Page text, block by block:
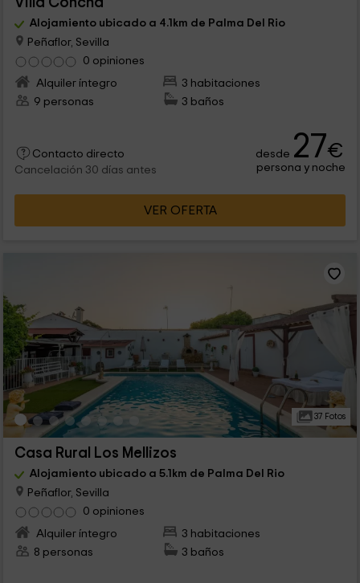
Alojamiento ubicado a 4.1km de Palma Del Rio
Peñaflor, Sevilla
0 opiniones
Alquiler íntegro
3 habitaciones
9 personas
3 baños
Contacto directo
Cancelación 30 días antes
desde 27€
persona y noche
VER OFERTA
37 Fotos
Casa Rural Los Mellizos
Alojamiento ubicado a 5.1km de Palma Del Rio
Peñaflor, Sevilla
0 opiniones
Alquiler íntegro
3 habitaciones
8 personas
3 baños